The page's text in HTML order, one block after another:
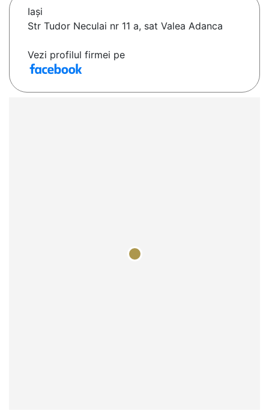
Iaşi
Str Tudor Neculai nr 11 a, sat Valea Adanca
Vezi profilul firmei pe